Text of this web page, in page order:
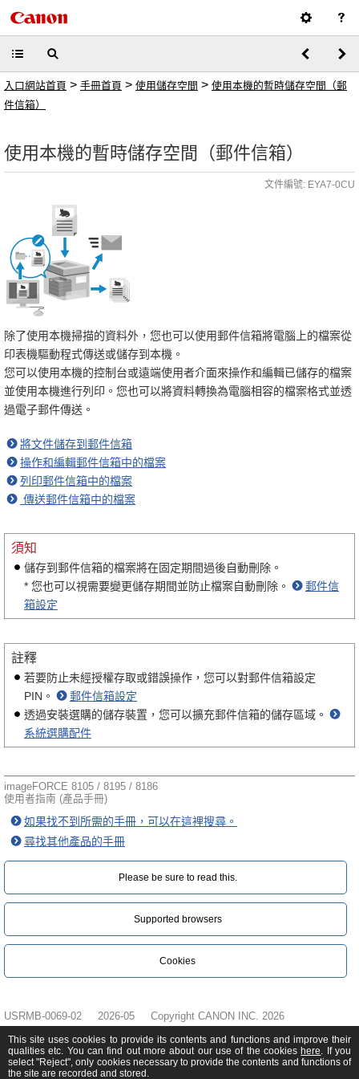
入口網站首頁 > 手冊首頁 > 使用儲存空間 > 使用本機的暫時儲存空間（郵
件信箱）
使用本機的暫時儲存空間（郵件信箱）
文件編號: EYA7-0CU
除了使用本機掃描的資料外，您也可以使用郵件信箱將電腦上的檔案從
印表機驅動程式傳送或儲存到本機。
您可以使用本機的控制台或遠端使用者介面來操作和編輯已儲存的檔案
並使用本機進行列印。您也可以將資料轉換為電腦相容的檔案格式並透
過電子郵件傳送。
將文件儲存到郵件信箱
操作和編輯郵件信箱中的檔案
列印郵件信箱中的檔案
傳送郵件信箱中的檔案
須知
儲存到郵件信箱的檔案將在固定期間過後自動刪除。
* 您也可以視需要變更儲存期間並防止檔案自動刪除。
郵件信
箱設定
註釋
若要防止未經授權存取或錯誤操作，您可以對郵件信箱設定
PIN。
郵件信箱設定
透過安裝選購的儲存裝置，您可以擴充郵件信箱的儲存區域。
系統選購配件
imageFORCE 8105 / 8195 / 8186
使用者指南 (產品手冊)
如果找不到所需的手冊，可以在這裡搜尋。
尋找其他產品的手冊
Please be sure to read this.‎
Supported browsers
Cookies
USRMB-0069-02 2026-05 Copyright CANON INC. 2026
This site uses cookies to provide its contents and functions and improve their
qualities etc. You can find out more about our use of the cookies here. If you
select "Reject", only cookies necessary to provide the contents and functions of
the site are recorded and stored.